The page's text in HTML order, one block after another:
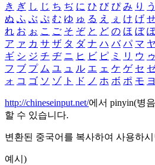
き ぎ し じ ち ぢ に ひ び ぴ み り う
ぬ ふ ぶ ぷ む ゆ ゅ る え ぇ け げ
れ お ぉ こ ご そ ぞ と ど の ほ ぼ
ア ァ カ サ ザ タ ダ ナ ハ バ パ マ ヤ
ギ シ ジ チ ヂ ニ ヒ ビ ピ ミ リ ウ ゥ
フ ブ プ ム ユ ュ ル エ ェ ケ ゲ セ
ォ コ ゴ ソ ゾ ト ド ノ ホ ボ ポ モ ヨ
http://chineseinput.net/에서 pinyin(병
할 수 있습니다.
변환된 중국어를 복사하여 사용하
예시)